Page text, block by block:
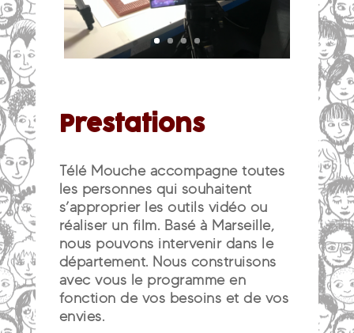
Prestations
Télé Mouche accompagne toutes
les personnes qui souhaitent
s’approprier les outils vidéo ou
réaliser un film. Basé à Marseille,
nous pouvons intervenir dans le
département. Nous construisons
avec vous le programme en
fonction de vos besoins et de vos
envies.